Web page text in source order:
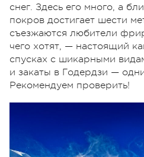
снег. Здесь его много, а
покров достигает шести
съезжаются любители
чего хотят, — настоящий
спусках с шикарными
и закаты в Годердзи —
Рекомендуем проверить!